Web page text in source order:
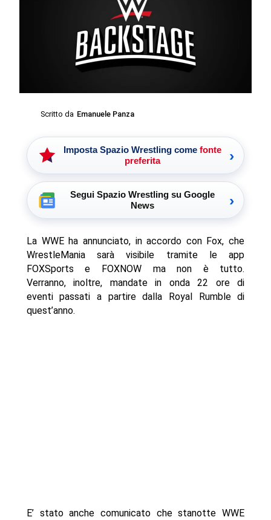
Scritto da Emanuele Panza
Imposta Spazio Wrestling come fonte
preferita
›
Segui Spazio Wrestling su Google
News
›
La WWE ha annunciato, in accordo con Fox, che
WrestleMania sarà visibile tramite le app
FOXSports e FOXNOW ma non è tutto.
Verranno, inoltre, mandate in onda 22 ore di
eventi passati a partire dalla Royal Rumble di
quest’anno.
E’ stato anche comunicato che stanotte WWE